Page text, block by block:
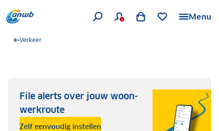
Menu
Verkeer
File alerts over jouw woon-
werkroute
Zelf eenvoudig instellen